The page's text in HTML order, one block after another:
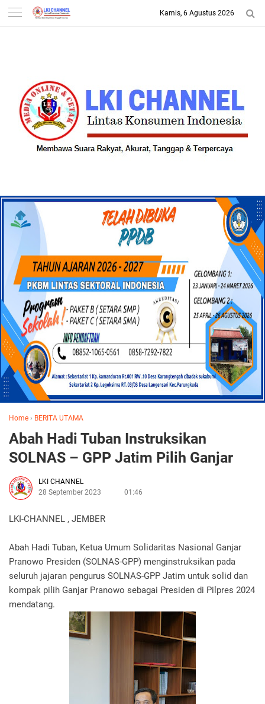
-->
Kamis, 6 Agustus 2026
Home › BERITA UTAMA
Abah Hadi Tuban Instruksikan
SOLNAS – GPP Jatim Pilih Ganjar
LKI CHANNEL
28 September 2023
01:46
LKI-CHANNEL , JEMBER
Abah Hadi Tuban, Ketua Umum Solidaritas Nasional Ganjar
Pranowo Presiden (SOLNAS-GPP) menginstruksikan pada
seluruh jajaran pengurus SOLNAS-GPP Jatim untuk solid dan
kompak pilih Ganjar Pranowo sebagai Presiden di Pilpres 2024
mendatang.